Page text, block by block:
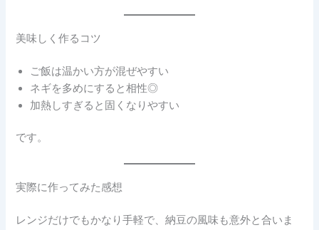
美味しく作るコツ
ご飯は温かい方が混ぜやすい
ネギを多めにすると相性◎
加熱しすぎると固くなりやすい
です。
実際に作ってみた感想
レンジだけでもかなり手軽で、納豆の風味も意外と合いま